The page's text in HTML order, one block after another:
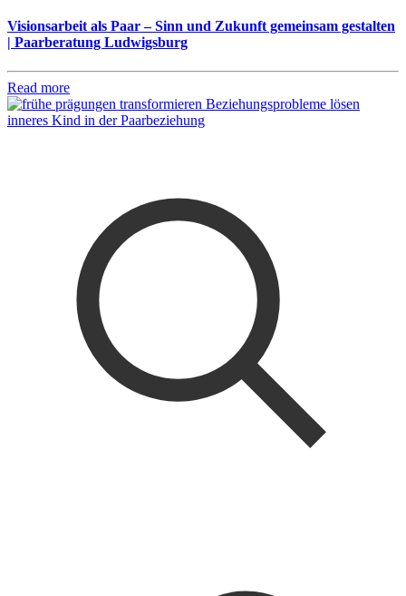
Visionsarbeit als Paar – Sinn und Zukunft gemeinsam gestalten
| Paarberatung Ludwigsburg
Read more